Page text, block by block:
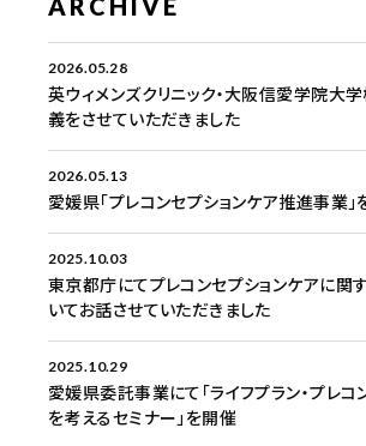
2026.05.28
英ウィメンズクリニック・大阪信愛学院大
義をさせていただきました
2026.05.13
愛媛県「プレコンセプションケア推進事業」
2025.10.03
東京都庁にてプレコンセプションケアに関
いてお話させていただきました
2025.10.29
愛媛県委託事業にて「ライフプラン・プレコ
を考えるセミナー」を開催